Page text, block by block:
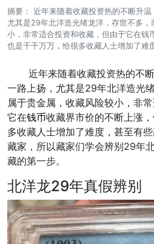
摘要： 近年来随着收藏投资热的不断升温
尤其是29年北洋造光绪龙洋，存世不多
小，非常适合投资和收藏，但由于它在钱
也是千千万万，给很多收藏人士增加了难
近年来随着收藏投资热的不断
一路上扬，尤其是29年北洋造光
属于贵金属，收藏风险较小，非
它在钱币收藏界市价的不断上涨
多收藏人士增加了难度，甚至有
藏家，所以藏家们学会辨别29年
藏的第一步。
北洋龙29年真假辨别